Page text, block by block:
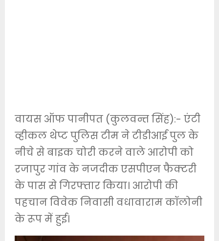
वायस ऑफ पानीपत (कुलवन्त सिंह):- एंटी
व्हीकल थेप्ट पुलिस टीम ने टीडीआई पुल के
नीचे से बाइक चोरी करने वाले आरोपी को
रजापुर गांव के नजदीक एसपीएन फैक्टरी
के पास से गिरफ्तार किया। आरोपी की
पहचान विवेक निवासी वधावाराम कॉलोनी
के रूप में हुई।